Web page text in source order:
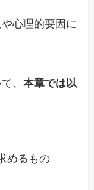
心理的要因に
、本章では以
めるもの